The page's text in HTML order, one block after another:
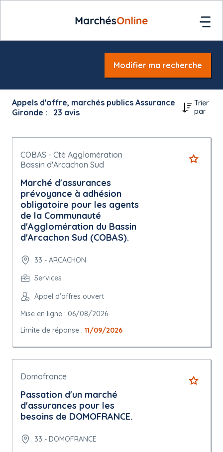
Modifier ma recherche
Appels d'offre, marchés publics Assurance
Gironde :
23 avis
Trier
par
COBAS - Cté Agglomération
Bassin d'Arcachon Sud
Marché d'assurances
prévoyance à adhésion
obligatoire pour les agents
de la Communauté
d'Agglomération du Bassin
d'Arcachon Sud (COBAS).
33 - ARCACHON
Services
Appel d'offres ouvert
Mise en ligne : 06/08/2026
Limite de réponse : 11/09/2026
Domofrance
Passation d'un marché
d'assurances pour les
besoins de DOMOFRANCE.
33 - DOMOFRANCE